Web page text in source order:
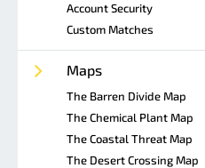
Account Security
Custom Matches
Maps
The Barren Divide Map
The Chemical Plant Map
The Coastal Threat Map
The Desert Crossing Map